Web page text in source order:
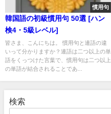
慣用句
韓国語の初級慣用句 50選 [ハン
検4・5級レベル]
皆さま、こんにちは。 慣用句と連語の違
いって分かりますか？連語は二つ以上の単
語をくっつけた言葉で、慣用句は二つ以上
の単語が結合されることであ...
検索